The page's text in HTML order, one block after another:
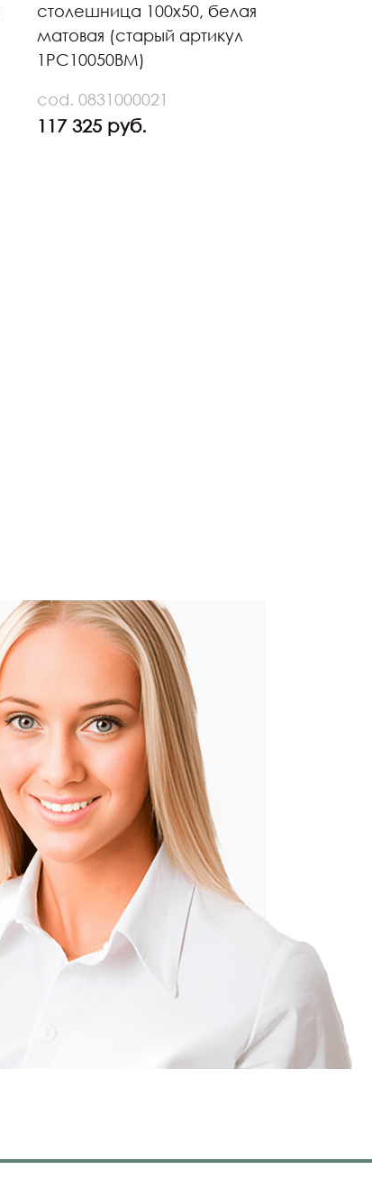
столешница 100х50, белая
матовая (старый артикул
1PC10050BM)
cod. 0831000021
117 325 руб.